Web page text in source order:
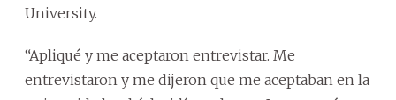
University.
“Apliqué y me aceptaron entrevistar. Me
entrevistaron y me dijeron que me aceptaban en la